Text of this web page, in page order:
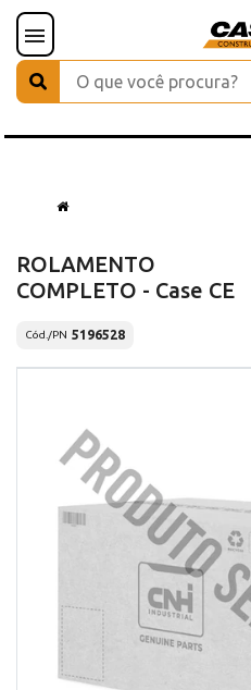
ROLAMENTO
COMPLETO - Case CE
Cód./PN 5196528